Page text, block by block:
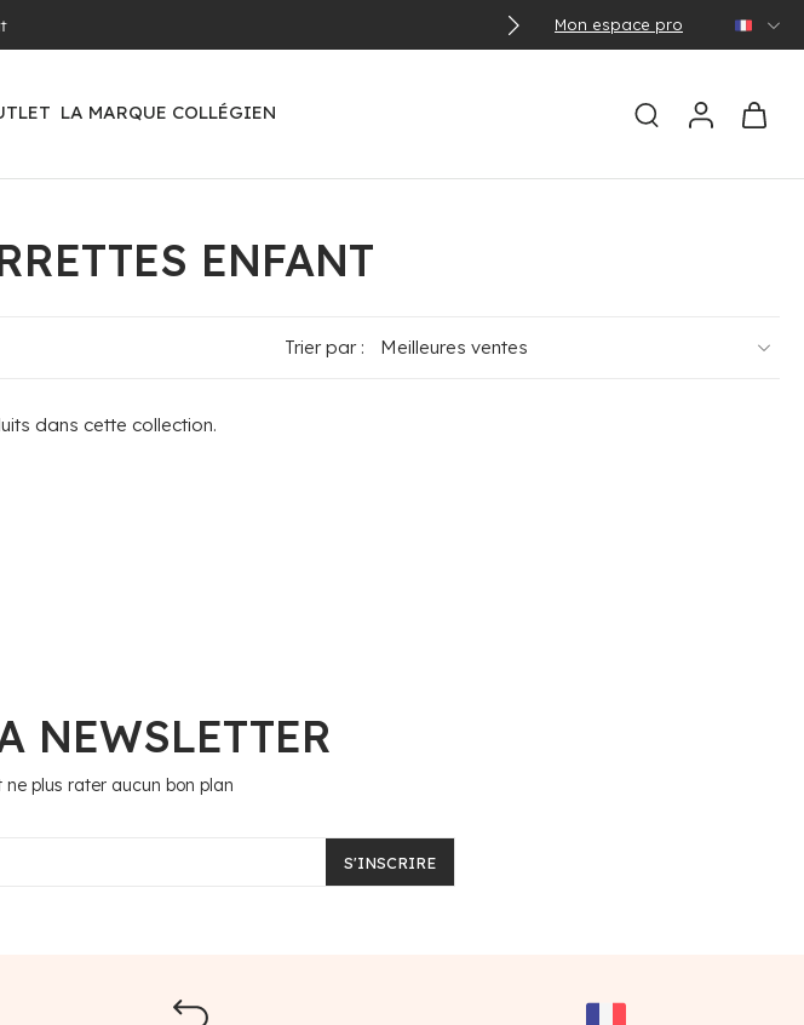
Mon espace pro
offerte dès 100€ d'achat (voir pays concernés)
LA MARQUE COLLÉGIEN
ENFANT
Trier par :
dans cette collection.
NEWSLETTER
plus rater aucun bon plan
S'INSCRIRE